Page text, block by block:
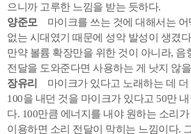
으니까 고루한 느낌을 받는 듯하다.
양준모 마이크를 쓰는 것에 대해서는 어
없는 시대였기 때문에 성악 발성이 생겼
만약 볼륨 확장만을 위한 것이 아니라, 음
전달을 도와준다면 사용하는 게 낫지 않
장유리
마이크가 있다고 노래하는 데 더
100을 내던 것을 마이크가 있다고 50만
다. 100만큼 에너지를 내야 원하는 소리
이용하면 소리 전달이 막히는 느낌이다.